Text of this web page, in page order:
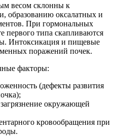
весом склонны к
образованию оксалатных и
При гормональных
первого типа скапливаются
Интоксикация и пищевые
поражений почек.
факторы:
(дефекты развития
окружающей
кровообращения при